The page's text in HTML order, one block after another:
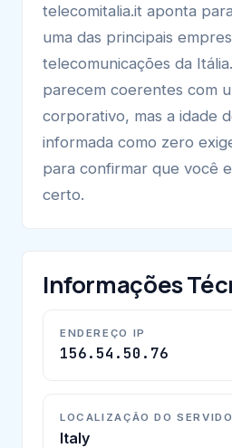
telecomitalia.it aponta
uma das principais
telecomunicações da
parecem coerentes com
corporativo, mas a idade
informada como zero
para confirmar que você
certo.
Informações
ENDEREÇO IP
156.54.50.76
LOCALIZAÇÃO DO
Italy